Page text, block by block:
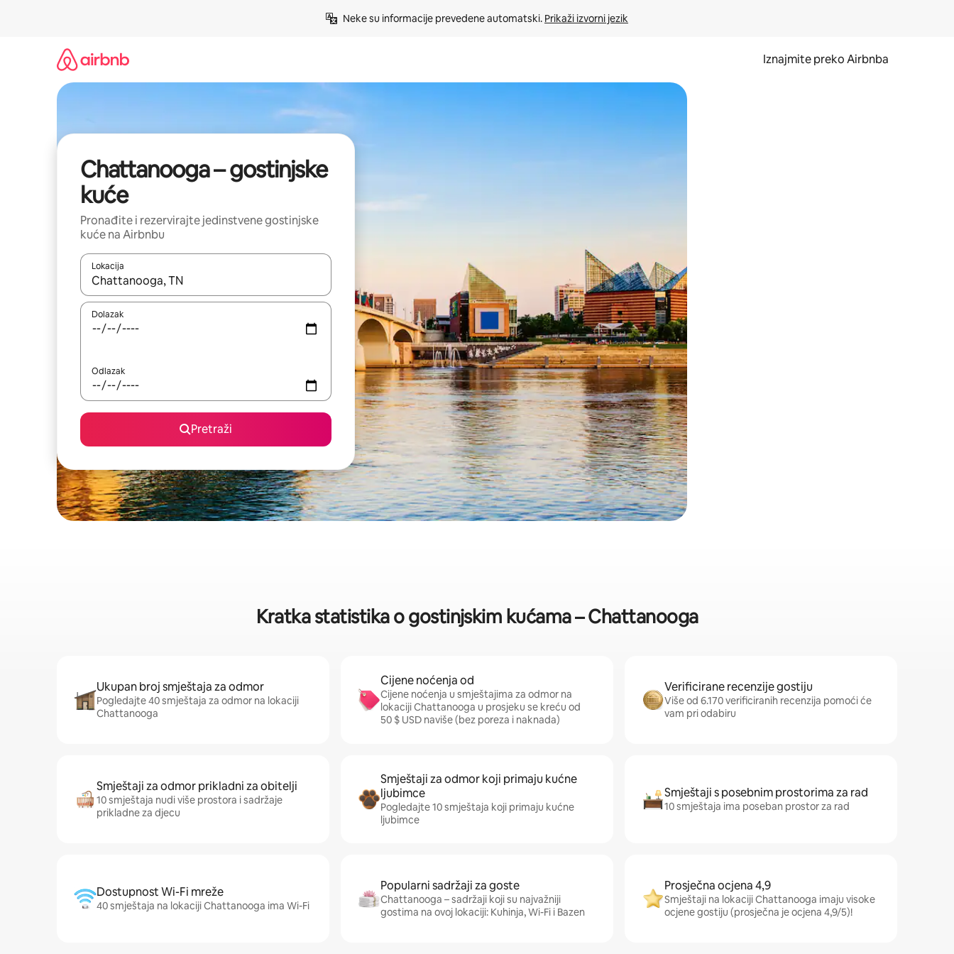
Neke su informacije prevedene automatski. Prikaži izvorni jezik
Iznajmite preko Airbnba
Chattanooga – gostinjske
kuće
Pronađite i rezervirajte jedinstvene gostinjske
kuće na Airbnbu
Lokacija
Kada budu dostupni rezultati, moći ćete ih pregledati koristeći se strelicama prema gore i prema dolje, kao i dodirom ili prelaskom prstom po zaslonu.
Dolazak
Odlazak
Pretraži
Kratka statistika o gostinjskim kućama – Chattanooga
Ukupan broj smještaja za odmor
Pogledajte 40 smještaja za odmor na lokaciji
Chattanooga
Cijene noćenja od
Cijene noćenja u smještajima za odmor na
lokaciji Chattanooga u prosjeku se kreću od
50 $ USD naviše (bez poreza i naknada)
Verificirane recenzije gostiju
Više od 6.170 verificiranih recenzija pomoći će
vam pri odabiru
Smještaji za odmor prikladni za obitelji
10 smještaja nudi više prostora i sadržaje
prikladne za djecu
Smještaji za odmor koji primaju kućne
ljubimce
Pogledajte 10 smještaja koji primaju kućne
ljubimce
Smještaji s posebnim prostorima za rad
10 smještaja ima poseban prostor za rad
Dostupnost Wi-Fi mreže
40 smještaja na lokaciji Chattanooga ima Wi-Fi
Popularni sadržaji za goste
Chattanooga – sadržaji koji su najvažniji
gostima na ovoj lokaciji: Kuhinja, Wi-Fi i Bazen
Prosječna ocjena 4,9
Smještaji na lokaciji Chattanooga imaju visoke
ocjene gostiju (prosječna je ocjena 4,9/5)!